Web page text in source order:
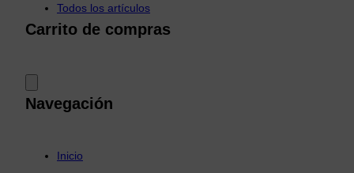
Todos los artículos
Carrito de compras
Navegación
Inicio